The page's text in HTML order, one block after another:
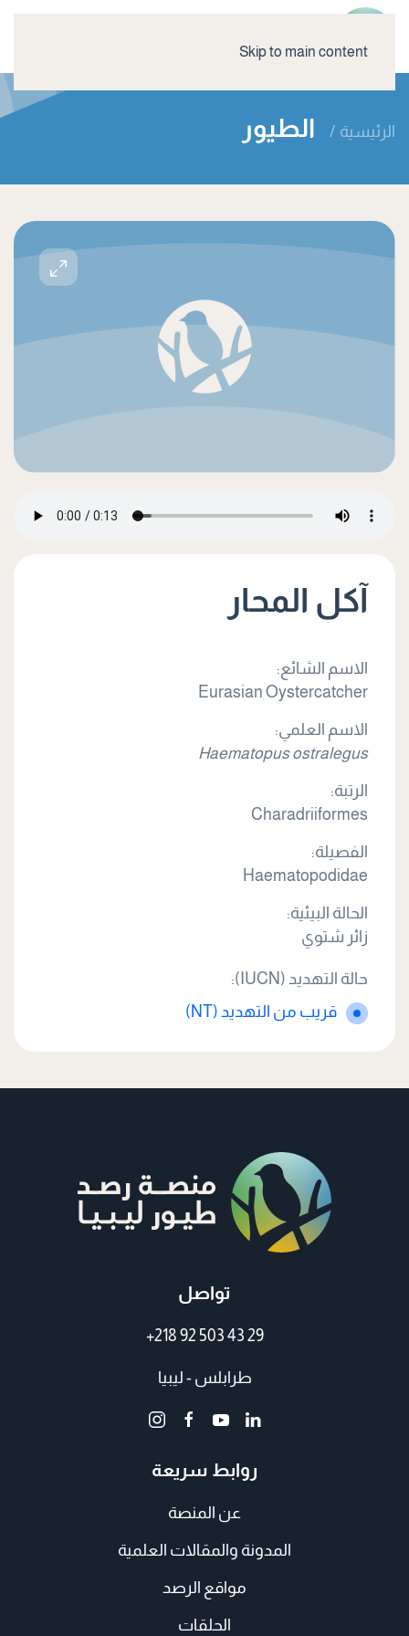
Skip to main content
الرئيسية الطيور
آكل المحار
الاسم الشائع:
Eurasian Oystercatcher
الاسم العلمي:
Haematopus ostralegus
الرتبة:
Charadriiformes
الفصيلة:
Haematopodidae
الحالة البيئية:
زائر شتوي
حالة التهديد (IUCN):
قريب من التهديد (NT)
تواصل
+218 92 503 43 29
طرابلس - ليبيا
روابط سريعة
عن المنصة
المدونة والمقالات العلمية
مواقع الرصد
الحلقات